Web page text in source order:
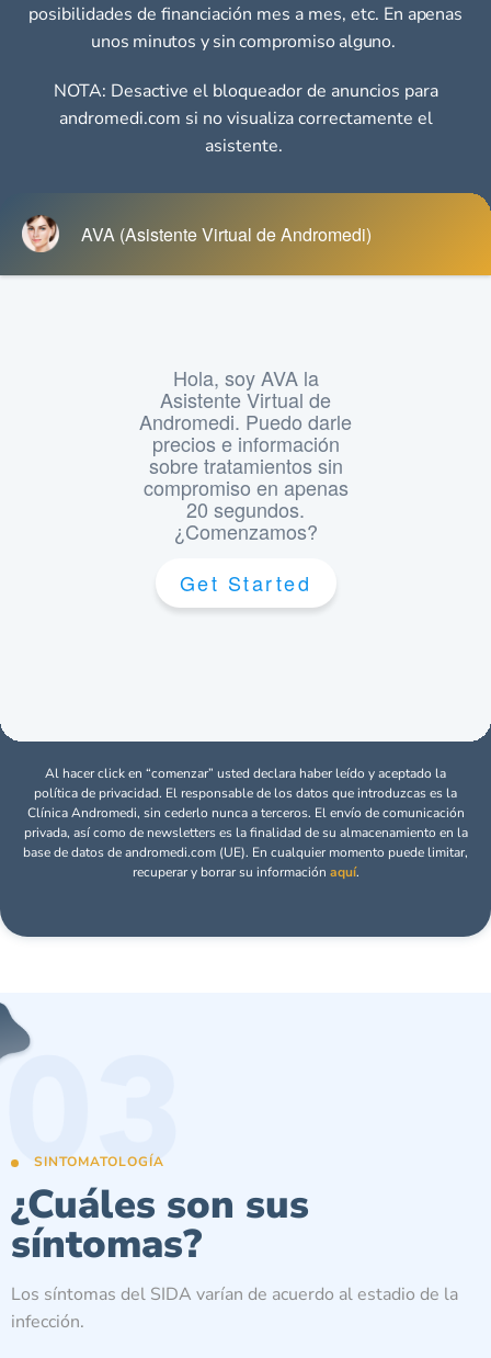
posibilidades de financiación mes a mes, etc. En apenas
unos minutos y sin compromiso alguno.
NOTA: Desactive el bloqueador de anuncios para
andromedi.com si no visualiza correctamente el
asistente.
Al hacer click en “comenzar” usted declara haber leído y aceptado la
política de privacidad. El responsable de los datos que introduzcas es la
Clínica Andromedi, sin cederlo nunca a terceros. El envío de comunicación
privada, así como de newsletters es la finalidad de su almacenamiento en la
base de datos de andromedi.com (UE). En cualquier momento puede limitar,
recuperar y borrar su información aquí.
SINTOMATOLOGÍA
¿Cuáles son sus
síntomas?
Los síntomas del SIDA varían de acuerdo al estadio de la
infección.